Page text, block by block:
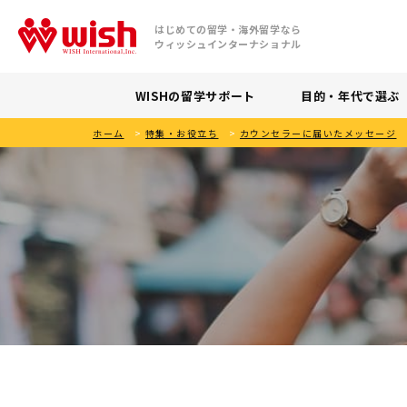
はじめての留学・海外留学なら
ウィッシュインターナショナル
WISHの留学サポート 目的・年代で選ぶ
ホーム > 特集・お役立ち > カウンセラーに届いたメッセージ